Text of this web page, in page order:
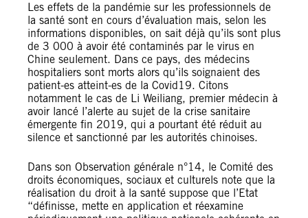
Les effets de la pandémie sur les professionnels de
la santé sont en cours d’évaluation mais, selon les
informations disponibles, on sait déjà qu’ils sont plus
de 3 000 à avoir été contaminés par le virus en
Chine seulement. Dans ce pays, des médecins
hospitaliers sont morts alors qu’ils soignaient des
patient-es atteint-es de la Covid19. Citons
notamment le cas de Li Weiliang, premier médecin à
avoir lancé l’alerte au sujet de la crise sanitaire
émergente fin 2019, qui a pourtant été réduit au
silence et sanctionné par les autorités chinoises.
Dans son Observation générale n°14, le Comité des
droits économiques, sociaux et culturels note que la
réalisation du droit à la santé suppose que l’Etat
“définisse, mette en application et réexamine